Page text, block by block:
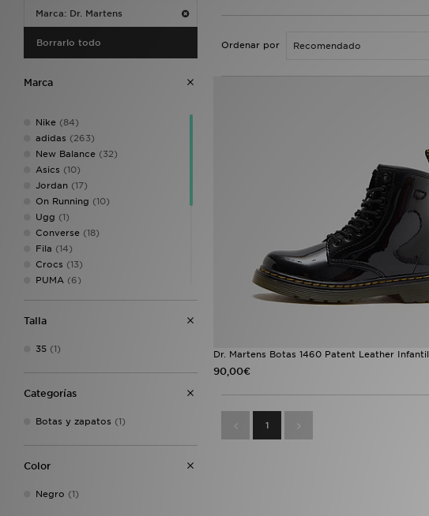
Marca: Dr. Martens
Borrarlo todo
Marca
Nike (84)
adidas (263)
New Balance (32)
Asics (10)
Jordan (17)
On Running (10)
Ugg (1)
Converse (18)
Fila (14)
Crocs (13)
PUMA (6)
McKenzie
Vans
Havaianas (2)
Timberland
Dr. Martens (1)
Talla
35 (1)
Categorías
Botas y zapatos (1)
Color
Negro (1)
Ordenar por
Dr. Martens Botas 1460 Patent Leather Infantil
90,00€
1